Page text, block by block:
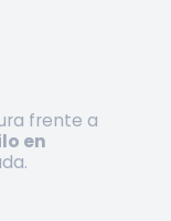
frente a
en